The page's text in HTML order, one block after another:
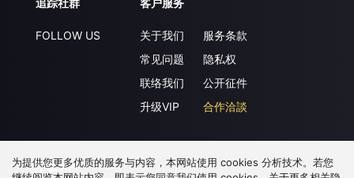
追踪社群
FOLLOW US
客户服务
关于我们
常见问题
联络我们
升级VIP
服务条款
隐私权
公开征件
合作洽談
下载 APP
为提供您更多优质的服务与内容，本网站使用 cookies 分析技术。若您